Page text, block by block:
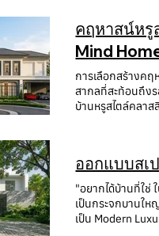
ของโครงการ ง
สามารถสร้างบ้าน
บริษัทที่มีทีมสถาป
สามารถเริ่มต้นไ
ใช้ชีวิตของครอบ
เคียง พร้อมบริกา
การเลือกทีมงานที่
บ้านระดับพรีเมีย
การใช้งานในระยะ
บริหารโครงการด้
การจัดการผู้รับเห
การรับประกันงาน
ของบริษัท ก่อนตัด
นิติบุคคล ช่องทางการ
มอบบ้านมากกว่า
ต่างกัน ทั้งด้านรูป
วงจร มีประสบการณ์มากกว่า 10 ปี ส่งมอบบ้านมากกว่า 100 หลัง ไม่มีประวัติทิ้งงาน และ มีทีมงาน สถาปนิกและวิศวกรมืออาชีพ ยินดีให้เข้าเยี่ยมชมหน้างาน
ก่อสร้างจริง สามารถติดต่อที่สำนักงานใหญ่อุดรธานี หรือ โทร 063-723-9988 คำถามที่พบบ่อย (FAQ) บริษัทรับสร้างบ้านกับผู้รับเหมาทั่วไปต่างกันอย่างไร?
บริษัทรับสร้างบ้า
ออกแบบและก่อส
ความคลาดเคลื่อนในกา
ลูกค้าจริง พื้นที่ให้
เฉียงเหนือตอนบน บริการของ Mind Home ออกแบบบ้านหรู รับสร้างบ้าน ออกแบบบ้าน Modern Luxury ออกแบบบ้าน Contemporary บ้าน Modern
Classic บ้านสอง
Management
ออนไลน์ ครอบครัวที่กำลังสร้างบ้านห
ทีมสถาปนิก วิศวก
สามารถออกแบบ
ตามขนาดและความซับซ้อน
สร้างบ้าน อุดรธ
Design อุดรธานี
Home Builder Thailand สรุป หากกำลังค้นหาผู้รับเหมาสร้างบ้านที่มีทีมสถาปนิกมืออาชีพในอุดรธานี ค
วิศวกร และระบบ
เพื่อสุขภาพกาย สุ
วัสดุคุณภาพสูง มา
วัสดุเพื่อเล่นสงคร
and Thermal
การประยุกต์ใช้นฉนวนกันความร้อน เพื่อทำหน้าที่เป็นป้อมปราการสกัดกั้นคว
ติดตั้งระบบ SCG
ไม่ต้องเผชิญกับภ
ใช้แสงสว่างที่เข้าใจทิศทางและช่
ง่ายต่ำ) ช่วยลด
บ้านให้บริสุทธิ์ และสร้างส
Centric Design
กำลังออกแบบชีวิต
คฤหาสน์หรูสไตล์ Classic
Mind
การเลือกสร้างค
สากลที่สะท้อนถึงรสนิยมที่สง่างาม
บ้านหรูสไตล์คลา
Mindhome เพื่อ
มาตรฐานวิศวกรร
เขตพื้นที่ สร้างบ้า
ใช้กล้อง Total
นวัตกรรมเพื่อสุขภาวะ
ประสิทธิภาพ ติดตั้งระบบบานประตู-หน้าต่างอลูมิเนียมแบรนด์ TOSTEM ป้องกันการรั่วซึมและเก็บเสียงระดับพรีเมียม พร้อมนวัตกรรมเติมอากาศบริสุทธิ์แรง
ออกแบบสเ
"อยากได้บ้านที่ใช่
เป็นกระจกบานใ
เป็น Modern